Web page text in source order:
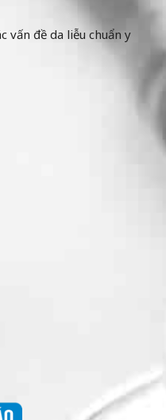
vấn đề da liễu chuẩn y